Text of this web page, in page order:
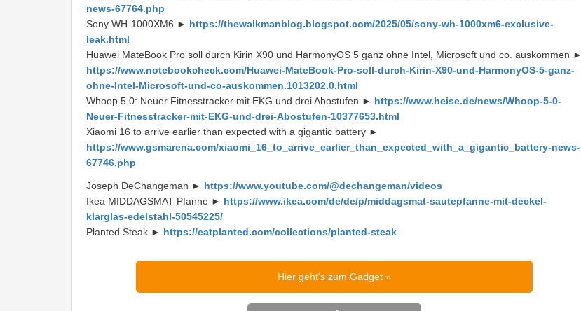
news-67764.php
Sony WH-1000XM6 ► https://thewalkmanblog.blogspot.com/2025/05/sony-wh-1000xm6-exclusive-
leak.html
Huawei MateBook Pro soll durch Kirin X90 und HarmonyOS 5 ganz ohne Intel, Microsoft und co. auskommen ►
https://www.notebookcheck.com/Huawei-MateBook-Pro-soll-durch-Kirin-X90-und-HarmonyOS-5-ganz-
ohne-Intel-Microsoft-und-co-auskommen.1013202.0.html
Whoop 5.0: Neuer Fitnesstracker mit EKG und drei Abostufen ► https://www.heise.de/news/Whoop-5-0-
Neuer-Fitnesstracker-mit-EKG-und-drei-Abostufen-10377653.html
Xiaomi 16 to arrive earlier than expected with a gigantic battery ►
https://www.gsmarena.com/xiaomi_16_to_arrive_earlier_than_expected_with_a_gigantic_battery-news-
67746.php
Joseph DeChangeman ► https://www.youtube.com/@dechangeman/videos
Ikea MIDDAGSMAT Pfanne ► https://www.ikea.com/de/de/p/middagsmat-sautepfanne-mit-deckel-
klarglas-edelstahl-50545225/
Planted Steak ► https://eatplanted.com/collections/planted-steak
Hier geht's zum Gadget